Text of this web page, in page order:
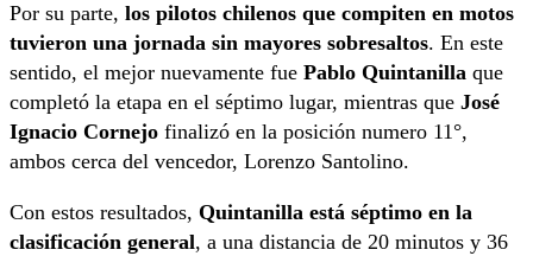
Por su parte, los pilotos chilenos que compiten en motos
tuvieron una jornada sin mayores sobresaltos. En este
sentido, el mejor nuevamente fue Pablo Quintanilla que
completó la etapa en el séptimo lugar, mientras que José
Ignacio Cornejo finalizó en la posición numero 11°,
ambos cerca del vencedor, Lorenzo Santolino.
Con estos resultados, Quintanilla está séptimo en la
clasificación general, a una distancia de 20 minutos y 36